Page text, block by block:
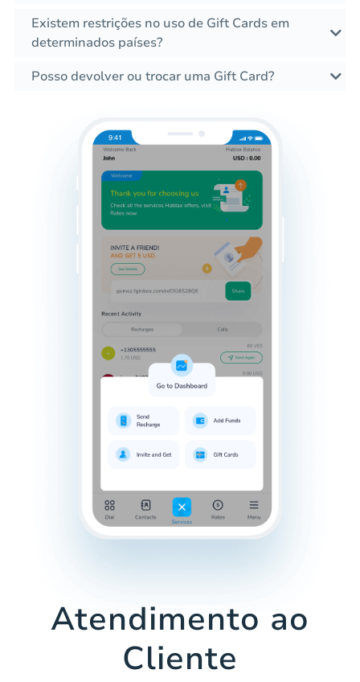
Existem restrições no uso de Gift Cards em
determinados países?
Posso devolver ou trocar uma Gift Card?
Atendimento ao
Cliente